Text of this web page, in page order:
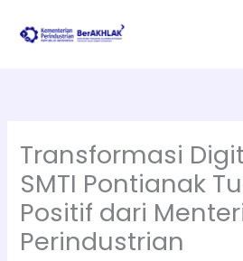
Transformasi
SMTI Pontianak
Positif dari
Perindustrian